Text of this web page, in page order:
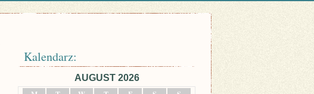
Kalendarz:
AUGUST 2026